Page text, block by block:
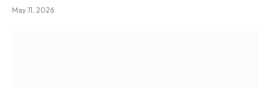
May 11, 2026